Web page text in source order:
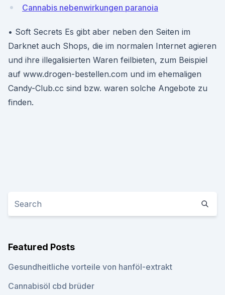
Cannabis nebenwirkungen paranoia
• Soft Secrets Es gibt aber neben den Seiten im
Darknet auch Shops, die im normalen Internet agieren
und ihre illegalisierten Waren feilbieten, zum Beispiel
auf www.drogen-bestellen.com und im ehemaligen
Candy-Club.cc sind bzw. waren solche Angebote zu
finden.
Featured Posts
Gesundheitliche vorteile von hanföl-extrakt
Cannabisöl cbd brüder